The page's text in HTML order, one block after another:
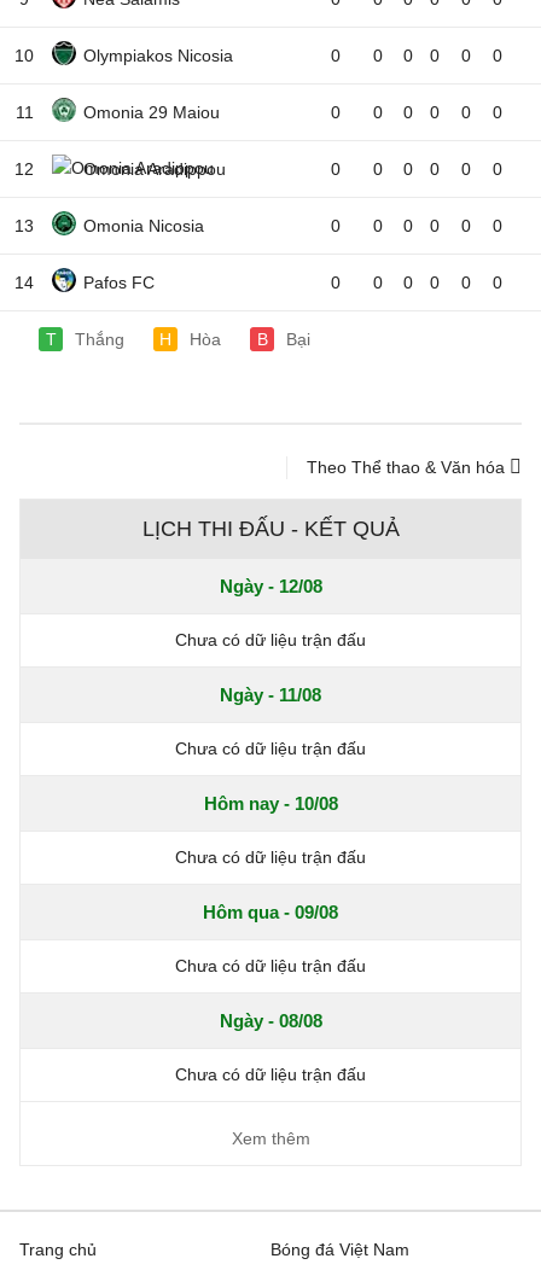
10 Olympiakos Nicosia 0 0 0 0 0 0
11 Omonia 29 Maiou 0 0 0 0 0 0
12 Omonia Aradippou 0 0 0 0 0 0
13 Omonia Nicosia 0 0 0 0 0 0
14 Pafos FC 0 0 0 0 0 0
T Thắng H Hòa B Bại
Theo Thể thao & Văn hóa
LỊCH THI ĐẤU - KẾT QUẢ
Ngày - 12/08
Chưa có dữ liệu trận đấu
Ngày - 11/08
Chưa có dữ liệu trận đấu
Hôm nay - 10/08
Chưa có dữ liệu trận đấu
Hôm qua - 09/08
Chưa có dữ liệu trận đấu
Ngày - 08/08
Chưa có dữ liệu trận đấu
Xem thêm
Trang chủ
Bóng đá Việt Nam